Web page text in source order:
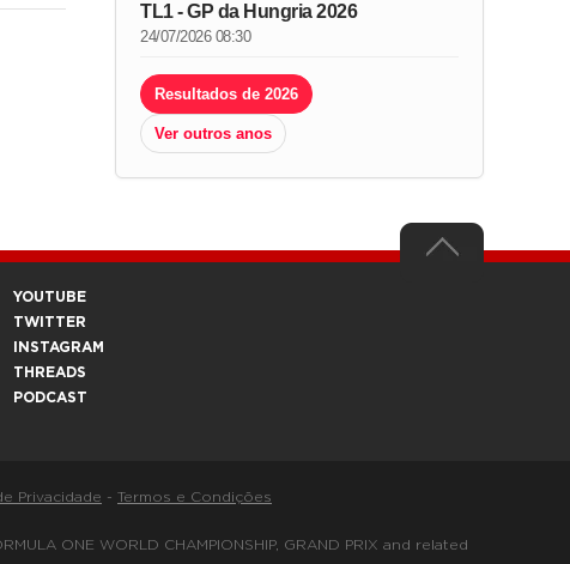
TL1 - GP da Hungria 2026
24/07/2026 08:30
Resultados de 2026
Ver outros anos
YOUTUBE
TWITTER
INSTAGRAM
THREADS
PODCAST
Privacidade - Termos e Condições
ONE WORLD CHAMPIONSHIP, GRAND PRIX and related